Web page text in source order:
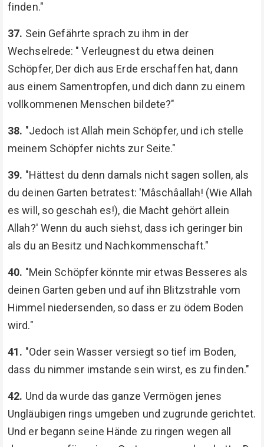
finden."
37. Sein Gefährte sprach zu ihm in der
Wechselrede: " Verleugnest du etwa deinen
Schöpfer, Der dich aus Erde erschaffen hat, dann
aus einem Samentropfen, und dich dann zu einem
vollkommenen Menschen bildete?"
38. "Jedoch ist Allah mein Schöpfer, und ich stelle
meinem Schöpfer nichts zur Seite."
39. "Hättest du denn damals nicht sagen sollen, als
du deinen Garten betratest: 'Mâschâallah! (Wie Allah
es will, so geschah es!), die Macht gehört allein
Allah?' Wenn du auch siehst, dass ich geringer bin
als du an Besitz und Nachkommenschaft."
40. "Mein Schöpfer könnte mir etwas Besseres als
deinen Garten geben und auf ihn Blitzstrahle vom
Himmel niedersenden, so dass er zu ödem Boden
wird."
41. "Oder sein Wasser versiegt so tief im Boden,
dass du nimmer imstande sein wirst, es zu finden."
42. Und da wurde das ganze Vermögen jenes
Ungläubigen rings umgeben und zugrunde gerichtet.
Und er begann seine Hände zu ringen wegen all